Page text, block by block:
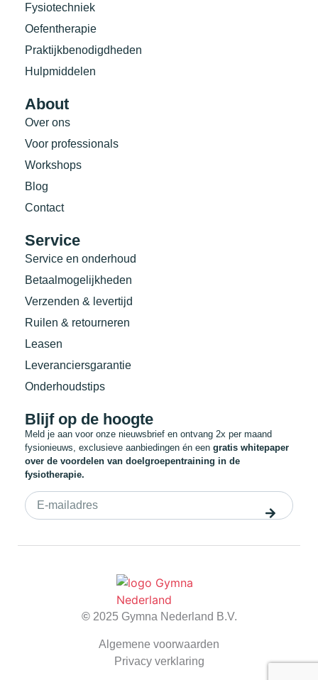
Fysiotechniek
Oefentherapie
Praktijkbenodigdheden
Hulpmiddelen
About
Over ons
Voor professionals
Workshops
Blog
Contact
Service
Service en onderhoud
Betaalmogelijkheden
Verzenden & levertijd
Ruilen & retourneren
Leasen
Leveranciersgarantie
Onderhoudstips
Blijf op de hoogte
Meld je aan voor onze nieuwsbrief en ontvang 2x per maand
fysionieuws, exclusieve aanbiedingen én een gratis whitepaper
over de voordelen van doelgroepentraining in de
fysiotherapie.
© 2025 Gymna Nederland B.V.
Algemene voorwaarden
Privacy verklaring